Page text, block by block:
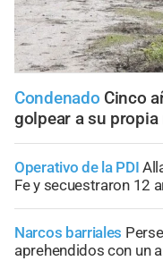
Condenado Cinco
golpear a su
Operativo de la PDI
Fe y secuestraron 12
Narcos barriales
aprehendidos con un